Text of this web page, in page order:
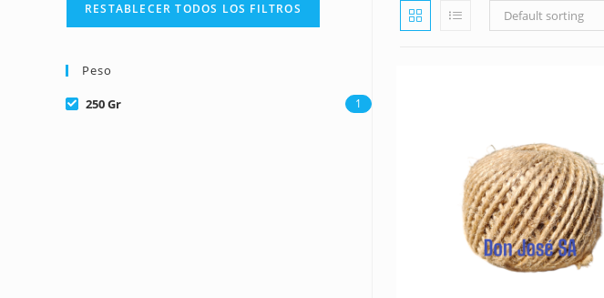
RESTABLECER TODOS LOS FILTROS
Peso
250 Gr 1
Default sorting